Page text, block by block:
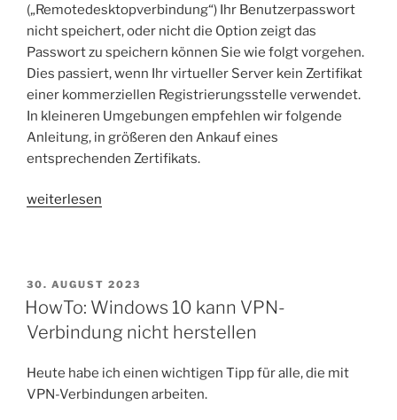
(„Remotedesktopverbindung“) Ihr Benutzerpasswort
nicht speichert, oder nicht die Option zeigt das
Passwort zu speichern können Sie wie folgt vorgehen.
Dies passiert, wenn Ihr virtueller Server kein Zertifikat
einer kommerziellen Registrierungsstelle verwendet.
In kleineren Umgebungen empfehlen wir folgende
Anleitung, in größeren den Ankauf eines
entsprechenden Zertifikats.
„Remotedesktopverbindung
weiterlesen
VERÖFFENTLICHT
AM
30. AUGUST 2023
HowTo: Windows 10 kann VPN-
Verbindung nicht herstellen
Heute habe ich einen wichtigen Tipp für alle, die mit
VPN-Verbindungen arbeiten.